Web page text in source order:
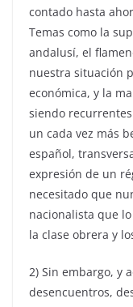
contado hasta
Temas como la
andalusí, el
nuestra situación
económica, y la
siendo
un cada vez más
español,
expresión de un
necesitado que
nacionalista que
la clase obrera y
2) Sin embargo, y
desencuentros,